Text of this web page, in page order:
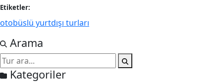
Etiketler:
otobüslü yurtdışı turları
Arama
Kategoriler